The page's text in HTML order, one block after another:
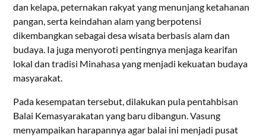
dan kelapa, peternakan rakyat yang menunjang ketahanan
pangan, serta keindahan alam yang berpotensi
dikembangkan sebagai desa wisata berbasis alam dan
budaya. Ia juga menyoroti pentingnya menjaga kearifan
lokal dan tradisi Minahasa yang menjadi kekuatan budaya
masyarakat.
Pada kesempatan tersebut, dilakukan pula pentahbisan
Balai Kemasyarakatan yang baru dibangun. Vasung
menyampaikan harapannya agar balai ini menjadi pusat